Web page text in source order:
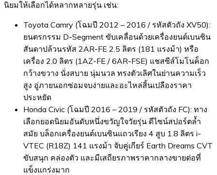
นิยมให้เลือกได้หลากหลายรุ่น เช่น:
Toyota Camry (โฉมปี 2012 – 2016 / รหัสตัวถัง XV50):
ยนตรกรรม D-Segment ขับเคลื่อนด้วยเครื่องยนต์เบนซิน
สันดาปล้วนรหัส 2AR-FE 2.5 ลิตร (181 แรงม้า) หรือ
เครื่อง 2.0 ลิตร (1AZ-FE / 6AR-FSE) แชสซีส์โมโนค็อก
กว้างขวาง นั่งสบาย นุ่มนวล ทรงตัวเลิศในย่านความเร็ว
สูง อู่ภายนอกซ่อมจบง่ายและอะไหล่สิ้นเปลืองราคา
ประหยัด
Honda Civic (โฉมปี 2016 – 2019 / รหัสตัวถัง FC): ทาง
เลือกยอดนิยมอันดับหนึ่งขวัญใจวัยรุ่น ดีไซน์สปอร์ตล้ำ
สมัย บล็อกเครื่องยนต์เบนซินแถวเรียง 4 สูบ 1.8 ลิตร i-
VTEC (R18Z) 141 แรงม้า จับคู่เกียร์ Earth Dreams CVT
ขับสนุก คล่องตัว และมีเสถียรภาพราคากลางขายต่อที่
แข็งแกร่งมาก